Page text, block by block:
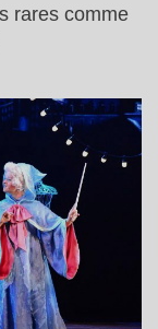
rares comme